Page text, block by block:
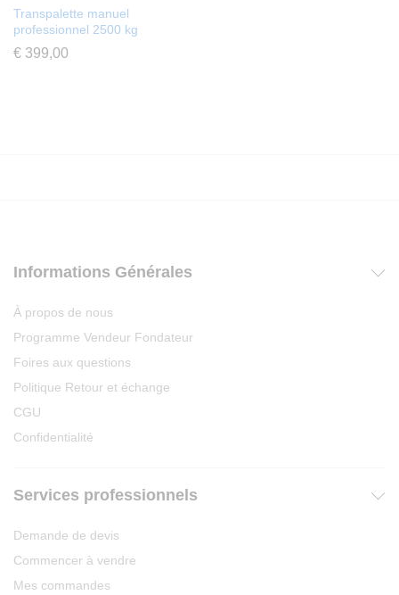
Transpalette manuel
professionnel 2500 kg
€ 399,00
Informations Générales
À propos de nous
Programme Vendeur Fondateur
Foires aux questions
Politique Retour et échange
CGU
Confidentialité
Services professionnels
Demande de devis
Commencer à vendre
Mes commandes